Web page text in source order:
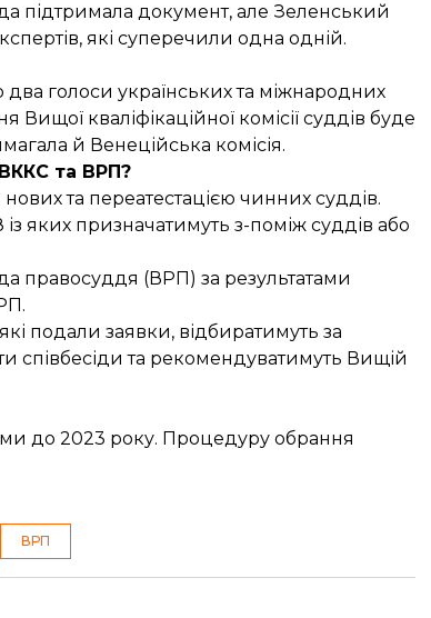
підтримала документ, але Зеленський
які суперечили одна одній.
голоси українських та міжнародних
кваліфікаційної комісії суддів буде
й Венеційська комісія.
та ВРП?
та переатестацією чинних суддів.
яких призначатимуть з-поміж суддів або
правосуддя (ВРП) за результатами
подали заявки, відбиратимуть за
співбесіди та рекомендуватимуть Вищій
до 2023 року. Процедуру обрання
ВРП